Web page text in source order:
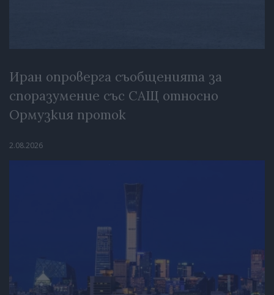
Иран опроверга съобщенията за
споразумение със САЩ относно
Ормузкия проток
2.08.2026